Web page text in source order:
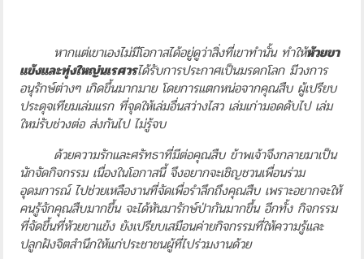
หากแต่เขาเองไม่มีโอกาสได้อยู่ดูว่าสิ่งที่เขาทำนั้น ทำให้ห้วยขา
แข้งและทุ่งใหญ่นเรศวรได้รับการประกาศเป็นมรดกโลก มีวงการ
อนุรักษ์ต่างๆ เกิดขึ้นมากมาย โดยการแตกหน่อจากคุณสืบ ผู้เปรียบ
ประดุจเทียมเล่มแรก ที่จุดให้เล่มอื่นสว่างไสว เล่มเก่ามอดดับไป เล่ม
ใหม่รับช่วงต่อ ส่งกันไป ไม่รู้จบ
ด้วยความรักและศรัทธาที่มีต่อคุณสืบ ข้าพเจ้าจึงกลายมาเป็น
นักจัดกิจกรรม เนื่องในโอกาสนี้ จึงอยากจะเชิญชวนเพื่อนร่วม
อุดมการณ์ ไปช่วยเหลืองานที่จัดเพื่อรำลึกถึงคุณสืบ เพราะอยากจะให้
คนรู้จักคุณสืบมากขึ้น จะได้หันมารักษ์ป่ากันมากขึ้น อีกทั้ง กิจกรรม
ที่จัดขึ้นที่ห้วยขาแข้ง ยังเปรียบเสมือนค่ายกิจกรรมที่ให้ความรู้และ
ปลูกฝังจิตสำนึกให้แก่ประชาชนผู้ที่ไปร่วมงานด้วย